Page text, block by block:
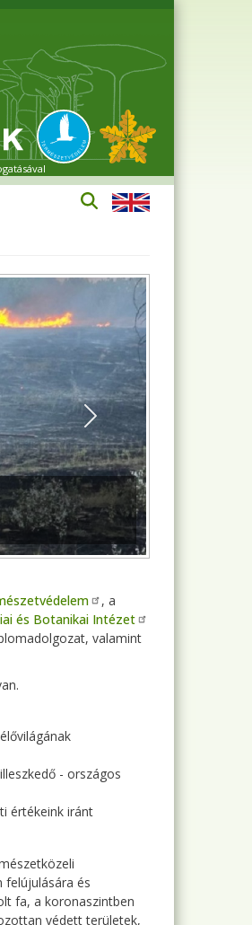
Next
, a
és Botanikai Intézet
valamint
- országos
értékeink iránt
felújulására és
fa, a koronaszintben
védett területek,